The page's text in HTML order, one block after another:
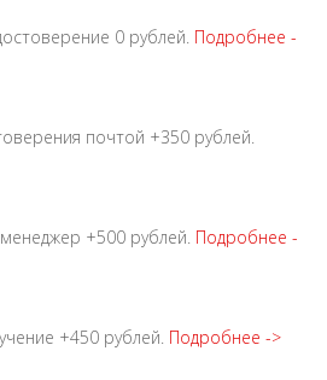
0 рублей. Подробнее -
почтой +350 рублей.
+500 рублей. Подробнее -
+450 рублей. Подробнее ->